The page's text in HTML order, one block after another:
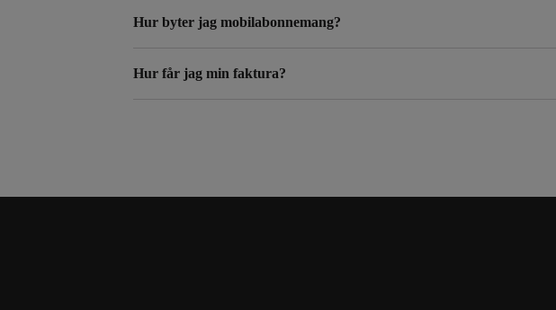
Hur byter jag mobilabonnemang?
Hur får jag min faktura?